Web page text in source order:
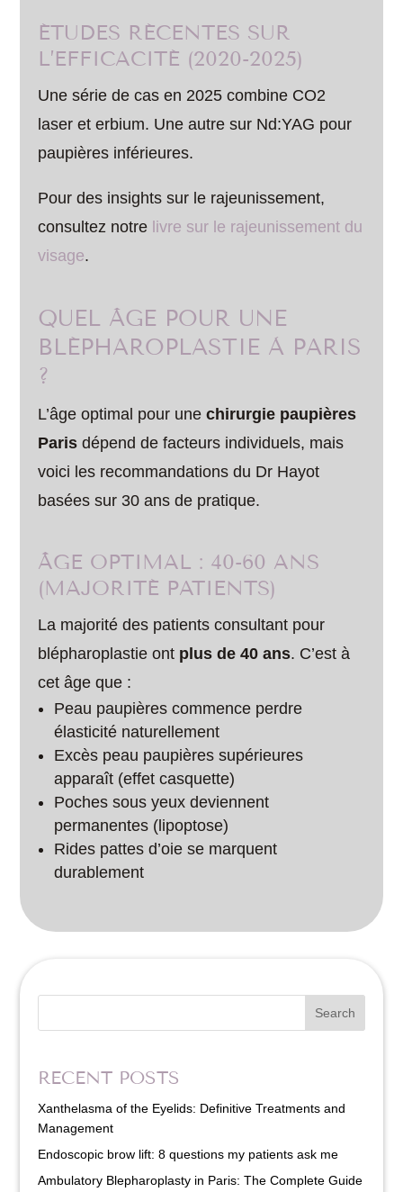
ÉTUDES RÉCENTES SUR
L’EFFICACITÉ (2020-2025)
Une série de cas en 2025 combine CO2
laser et erbium. Une autre sur Nd:YAG pour
paupières inférieures.
Pour des insights sur le rajeunissement,
consultez notre livre sur le rajeunissement du
visage.
QUEL ÂGE POUR UNE
BLÉPHAROPLASTIE À PARIS
?
L’âge optimal pour unechirurgie paupières
Paris dépend de facteurs individuels, mais
voici les recommandations du Dr Hayot
basées sur 30 ans de pratique.
ÂGE OPTIMAL : 40-60 ANS
(MAJORITÉ PATIENTS)
La majorité des patients consultant pour
blépharoplastie ont plus de 40 ans. C’est à
cet âge que :
Peau paupières commence perdre
élasticité naturellement
Excès peau paupières supérieures
apparaît (effet casquette)
Poches sous yeux deviennent
permanentes (lipoptose)
Rides pattes d’oie se marquent
durablement
Search
RECENT POSTS
Xanthelasma of the Eyelids: Definitive Treatments and
Management
Endoscopic brow lift: 8 questions my patients ask me
Ambulatory Blepharoplasty in Paris: The Complete Guide